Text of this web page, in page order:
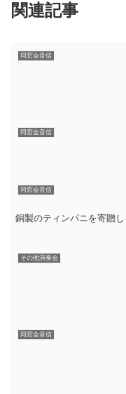
関連記事
同窓会音信
同窓会音信
同窓会音信
銅製のティンパニを寄贈
その他演奏会
同窓会音信